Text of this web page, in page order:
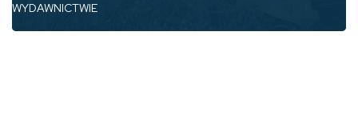
WYDAWNICTWIE